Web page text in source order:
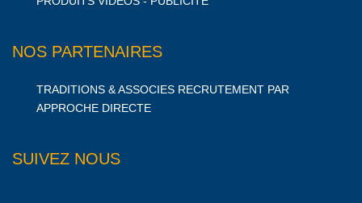
NOS PARTENAIRES
TRADITIONS & ASSOCIES RECRUTEMENT PAR
APPROCHE DIRECTE
SUIVEZ NOUS